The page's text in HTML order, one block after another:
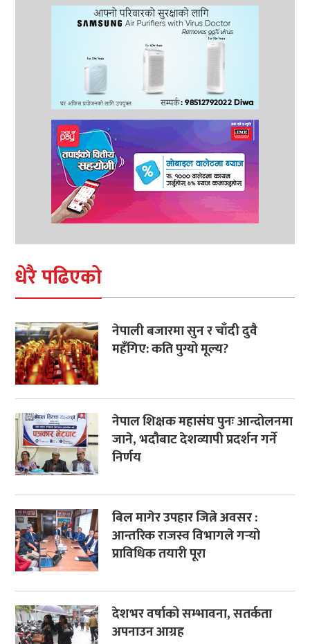
धेरै पढिएको
नेपाली बजारमा सुन र चाँदी दुवै
महँगिए: कति पुग्यो मूल्य?
नेपाल शिक्षक महासंघ पुनः आन्दोलनमा
जाने, भदौबाट देशव्यापी प्रदर्शन गर्ने
निर्णय
बिल मागेर उपहार जित्ने अवसर :
आन्तरिक राजस्व विभागले गर्‍यो
प्राविधिक तयारी पूरा
देशभर वर्षाको सम्भावना, सतर्कता
अपनाउन आग्रह